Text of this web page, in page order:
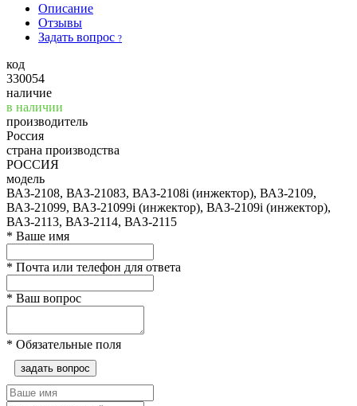
Описание
Отзывы
Задать вопрос ?
код
330054
наличие
в наличии
производитель
Россия
страна производства
РОССИЯ
модель
ВАЗ-2108, ВАЗ-21083, ВАЗ-2108i (инжектор), ВАЗ-2109,
ВАЗ-21099, ВАЗ-21099i (инжектор), ВАЗ-2109i (инжектор),
ВАЗ-2113, ВАЗ-2114, ВАЗ-2115
* Ваше имя
* Почта или телефон для ответа
* Ваш вопрос
* Обязательные поля
задать вопрос